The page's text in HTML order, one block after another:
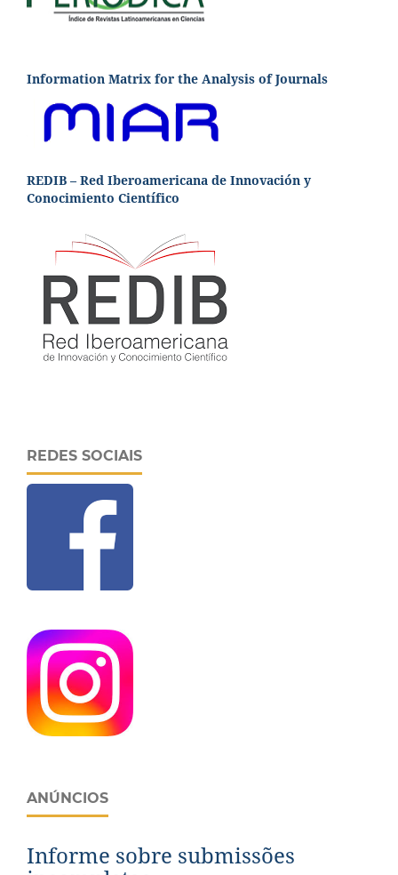
Information Matrix for the Analysis of Journals
REDIB – Red Iberoamericana de Innovación y
Conocimiento Científico
REDES SOCIAIS
ANÚNCIOS
Informe sobre submissões